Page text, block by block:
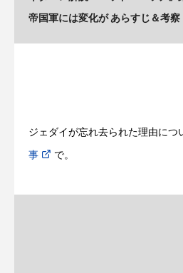
帝国軍には変化が あらすじ＆考察
ジェダイが忘れ去られた理由につ
事 で。